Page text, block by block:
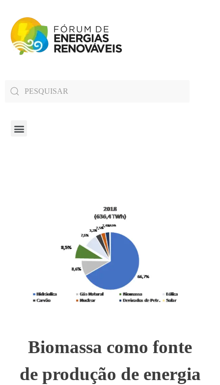
Biomassa como fonte
de produção de energia